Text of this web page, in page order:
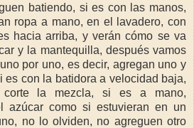
batiendo, si es con las manos,
ropa a mano, en el lavadero, con
hacia arriba, y verán cómo se va
y la mantequilla, después vamos
por uno, es decir, agregan uno y
es con la batidora a velocidad baja,
la mezcla, si es a mano,
azúcar como si estuvieran en un
no lo olviden, no agreguen otro